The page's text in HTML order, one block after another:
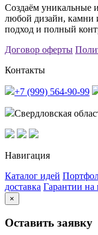
Создаём уникальные
любой дизайн, камни
подход и полный
Договор оферты
Контакты
+7 (999) 564-90-99
Свердловская
Навигация
Каталог идей
доставка Гарантии на
×
Оставить заявку